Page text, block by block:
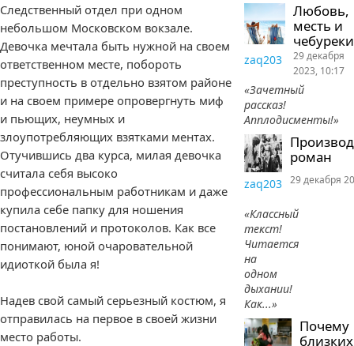
Следственный отдел при одном
небольшом Московском вокзале.
Девочка мечтала быть нужной на своем
ответственном месте, побороть
преступность в отдельно взятом районе
и на своем примере опровергнуть миф
и пьющих, неумных и
злоупотребляющих взятками ментах.
Отучившись два курса, милая девочка
считала себя высоко
профессиональным работникам и даже
купила себе папку для ношения
постановлений и протоколов. Как все
понимают, юной очаровательной
идиоткой была я!
Надев свой самый серьезный костюм, я
отправилась на первое в своей жизни
место работы.
Любовь,
месть и
чебуреки
zaq203
«Зачетный
рассказ!
Апплодисменты!»
29 декабря
2023, 10:17
роман
zaq203
«Классный
текст!
Читается
на
одном
дыхании!
Как...»
29 декабря
Почему
близких